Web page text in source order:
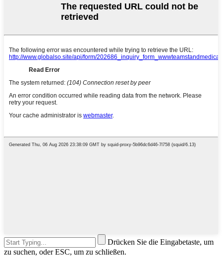
Drücken Sie die Eingabetaste, um
zu suchen, oder ESC, um zu schließen.